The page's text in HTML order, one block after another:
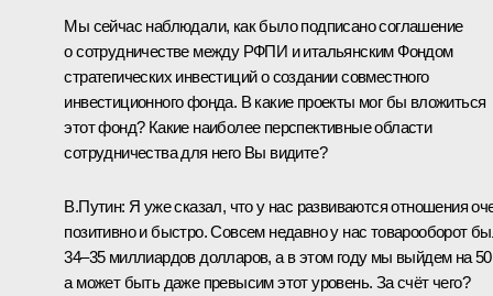
Мы сейчас наблюдали, как было подписано соглашение
о сотрудничестве между РФПИ и итальянским Фондом
стратегических инвестиций о создании совместного
инвестиционного фонда. В какие проекты мог бы вложиться
этот фонд? Какие наиболее перспективные области
сотрудничества для него Вы видите?
В.Путин: Я уже сказал, что у нас развиваются отношения
позитивно и быстро. Совсем недавно у нас товарооборот
34–35 миллиардов долларов, а в этом году мы выйдем на
а может быть даже превысим этот уровень. За счёт чего?